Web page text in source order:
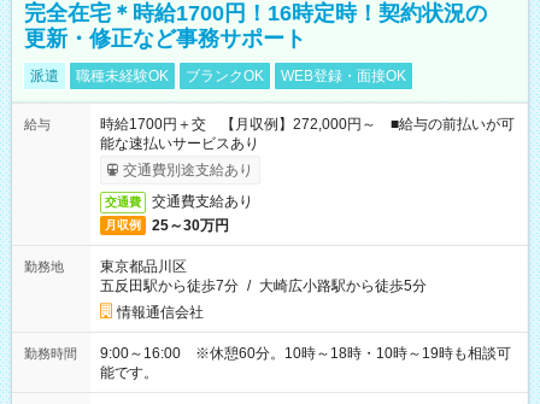
完全在宅＊時給1700円！16時定時！契約状況の
更新・修正など事務サポート
派遣 職種未経験OK ブランクOK WEB登録・面接OK
給与
時給1700円＋交 【月収例】272,000円～ ■給与の前払いが可
能な速払いサービスあり
交通費別途支給あり
交通費 交通費支給あり
月収例 25～30万円
勤務地
東京都品川区
五反田駅から徒歩7分 / 大崎広小路駅から徒歩5分
情報通信会社
勤務時間
9:00～16:00 ※休憩60分。10時～18時・10時～19時も相談可
能です。